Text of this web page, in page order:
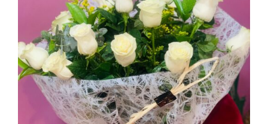
AÑADIR AL CARRITO
/
DETALLES